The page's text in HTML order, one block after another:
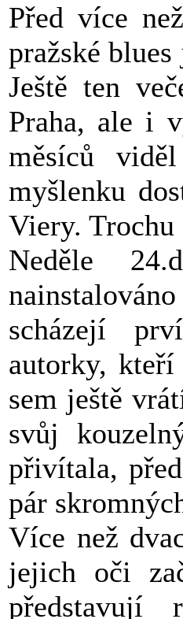
Před více
pražské
Ještě ten
Praha, ale i
měsíců
myšlenku
Viery. Trochu
Neděle
scházejí
autorky,
sem ještě
svůj
přivítala,
pár
Více než
jejich oči
představují